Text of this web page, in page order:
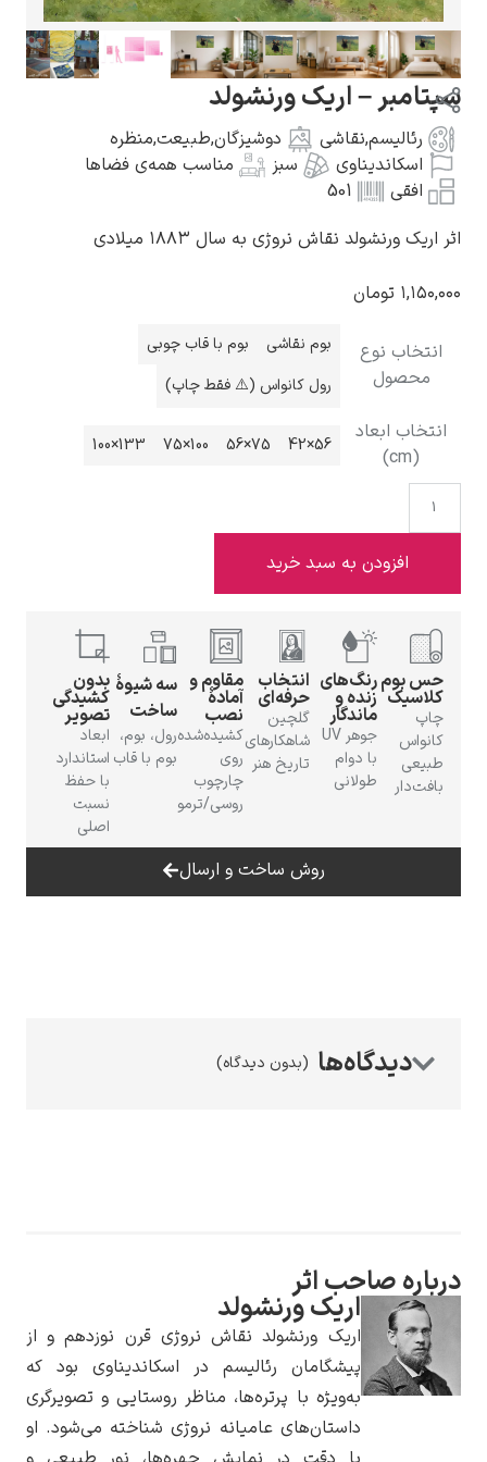
گوستاو کلیمت
ادوارد مونک
کامی پیسارو
ادوارد هاپر
ادگار دگا
پیر آگوست رنوآر
پل سزان
– اریک ورنشولد
رئالیسم,نقاشی دوشیزگان,طبیعت,منظره
اسکاندیناوی
سبز
مناسب همه‌ی فضاها
افقی
501
اریک ورنشولد نقاش نروژی به سال ۱۸۸۳ میلادی
تومان
انتخاب نوع
محصول
بوم نقاشی
بوم با قاب چوبی
رول کانواس (⚠️ فقط چاپ)
انتخاب ابعاد
75×56
100×75
133×100
افزودن به سبد خرید
حس بوم
کلاسیک
کانواس
طبیعی
بافت‌دار
رنگ‌های
زنده و
ماندگار
جوهر UV
با دوام
طولانی
انتخاب
حرفه‌ای
گلچین
شاهکارهای
تاریخ هنر
مقاوم و
آمادهٔ
نصب
کشیده‌شده
روی
چارچوب
روسی/ترمو
سه شیوهٔ
ساخت
رول، بوم،
بوم با قاب
بدون
کشیدگی
تصویر
ابعاد
استاندارد
با حفظ
روش ساخت و ارسال
(بدون دیدگاه)
صاحب اثر
اریک ورنشولد
اریک ورنشولد نقاش نروژی قرن نوزدهم و از
پیشگامان رئالیسم در اسکاندیناوی بود که
به‌ویژه با پرتره‌ها، مناظر روستایی و تصویرگری
داستان‌های عامیانه نروژی شناخته می‌شود. او